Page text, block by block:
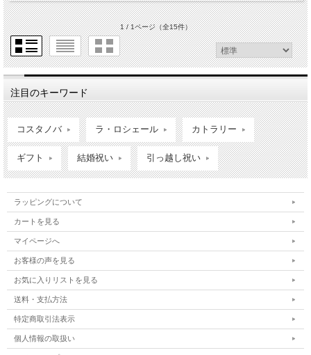
1 / 1ページ（全15件）
注目のキーワード
コスタノバ ラ・ロシェール カトラリー
ギフト 結婚祝い 引っ越し祝い
ラッピングについて
カートを見る
マイページへ
お客様の声を見る
お気に入りリストを見る
送料・支払方法
特定商取引法表示
個人情報の取扱い